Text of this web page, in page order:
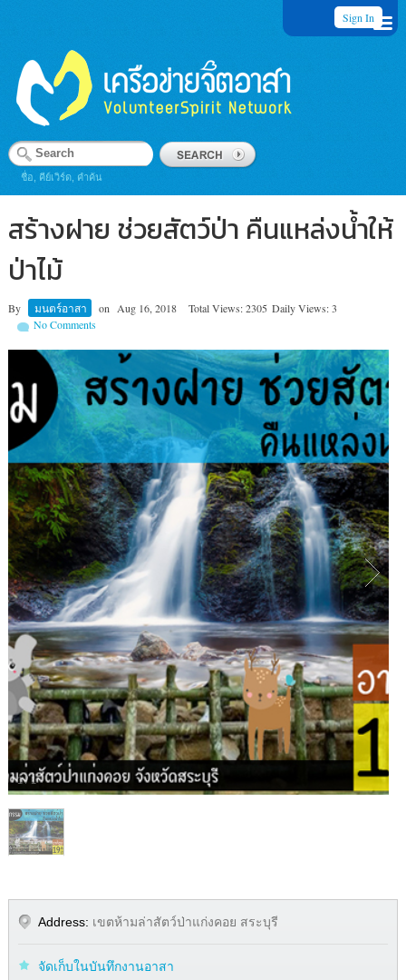
Sign In
ชื่อ, คีย์เวิร์ด, คำค้น
สร้างฝาย ช่วยสัตว์ป่า คืนแหล่งน้ำให้
ป่าไม้
By มนตร์อาสา on Aug 16, 2018 Total Views: 2305 Daily Views: 3
No Comments
1/1
Address: เขตห้ามล่าสัตว์ป่าแก่งคอย สระบุรี
จัดเก็บในบันทึกงานอาสา